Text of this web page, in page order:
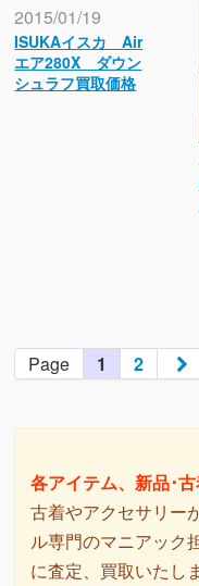
2015/01/19
ISUKAイスカ Air
エア280X ダウン
シュラフ買取価格
Page 1 2
各アイテム、新品･
古着やアクセサリー
ル専門のマニアック
に査定、買取いたし